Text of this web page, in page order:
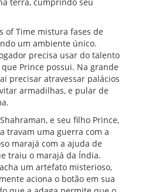
of Time mistura fases de
um ambiente único.
precisa usar do talento
Prince possui. Na grande
precisar atravessar palácios
armadilhas, e pular de
e seu filho Prince,
travam uma guerra com a
marajá com a ajuda de
traiu o marajá da Índia.
um artefato misterioso,
aciona o botão em sua